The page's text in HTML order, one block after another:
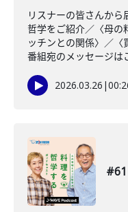
リスナーの皆さんから
哲学をご紹介／〈母の
ッチンとの関係〉／〈
番組宛のメッセージは
2026.03.26 |